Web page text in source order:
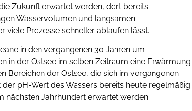
Zukunft erwartet werden, dort bereits
Wasservolumen und langsamen
viele Prozesse schneller ablaufen lässt.
in den vergangenen 30 Jahren um
in der Ostsee im selben Zeitraum eine Erwärmung
Bereichen der Ostsee, die sich im vergangenen
pH-Wert des Wassers bereits heute regelmäßig
nächsten Jahrhundert erwartet werden.